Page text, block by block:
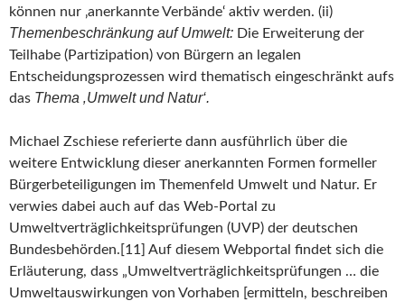
können nur ‚anerkannte Verbände‘ aktiv werden. (ii)
Themenbeschränkung auf Umwelt: Die Erweiterung der
Teilhabe (Partizipation) von Bürgern an legalen
Entscheidungsprozessen wird thematisch eingeschränkt aufs
das Thema ‚Umwelt und Natur‘.
Michael Zschiese referierte dann ausführlich über die
weitere Entwicklung dieser anerkannten Formen formeller
Bürgerbeteiligungen im Themenfeld Umwelt und Natur. Er
verwies dabei auch auf das Web-Portal zu
Umweltverträglichkeitsprüfungen (UVP) der deutschen
Bundesbehörden.[11] Auf diesem Webportal findet sich die
Erläuterung, dass „Umweltverträglichkeitsprüfungen … die
Umweltauswirkungen von Vorhaben [ermitteln, beschreiben